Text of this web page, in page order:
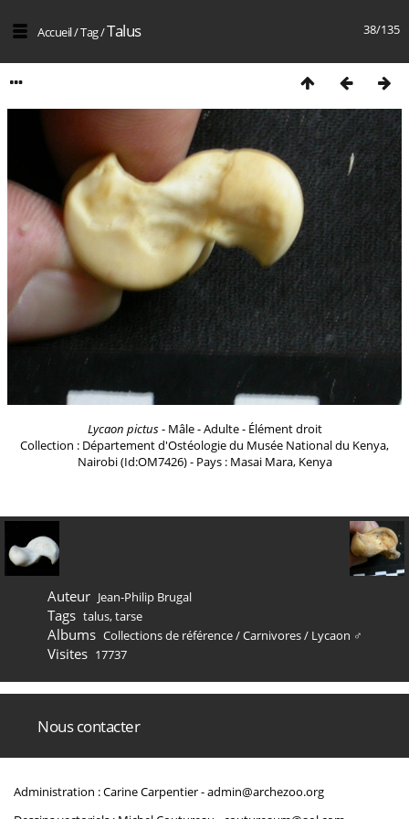
38/135
Accueil/Tag/Talus
Lycaon pictus- Mâle - Adulte - Élément droit
Collection : Département d'Ostéologie du Musée National du Kenya,
Nairobi (Id:OM7426) - Pays : Masai Mara, Kenya
Auteur Jean-Philip Brugal
Tags talus,tarse
Albums Collections de référence/Carnivores/ Lycaon ♂
Visites 17737
Nous contacter
Administration : Carine Carpentier -admin@archezoo.org